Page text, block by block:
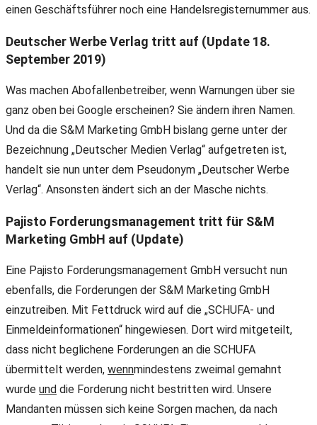
einen Geschäftsführer noch eine Handelsregisternummer aus.
Deutscher Werbe Verlag tritt auf (Update 18.
September 2019)
Was machen Abofallenbetreiber, wenn Warnungen über sie
ganz oben bei Google erscheinen? Sie ändern ihren Namen.
Und da die S&M Marketing GmbH bislang gerne unter der
Bezeichnung „Deutscher Medien Verlag“ aufgetreten ist,
handelt sie nun unter dem Pseudonym „Deutscher Werbe
Verlag“. Ansonsten ändert sich an der Masche nichts.
Pajisto Forderungsmanagement tritt für S&M
Marketing GmbH auf (Update)
Eine Pajisto Forderungsmanagement GmbH versucht nun
ebenfalls, die Forderungen der S&M Marketing GmbH
einzutreiben. Mit Fettdruck wird auf die „SCHUFA- und
Einmeldeinformationen“ hingewiesen. Dort wird mitgeteilt,
dass nicht beglichene Forderungen an die SCHUFA
übermittelt werden, wennmindestens zweimal gemahnt
wurde und die Forderung nicht bestritten wird. Unsere
Mandanten müssen sich keine Sorgen machen, da nach